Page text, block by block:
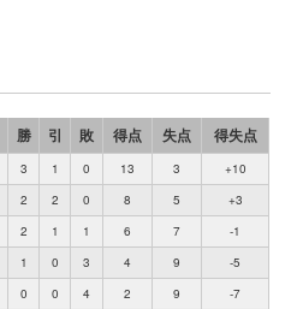
勝 引 敗 得点 失点 得失点
3 1 0 13 3
+10
2 2 0 8 5
+3
2 1 1 6 7
-1
1 0 3 4 9
-5
0 0 4 2 9 -7